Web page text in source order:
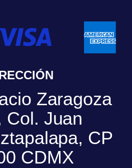
Zaragoza
Col. Juan
CP
CDMX